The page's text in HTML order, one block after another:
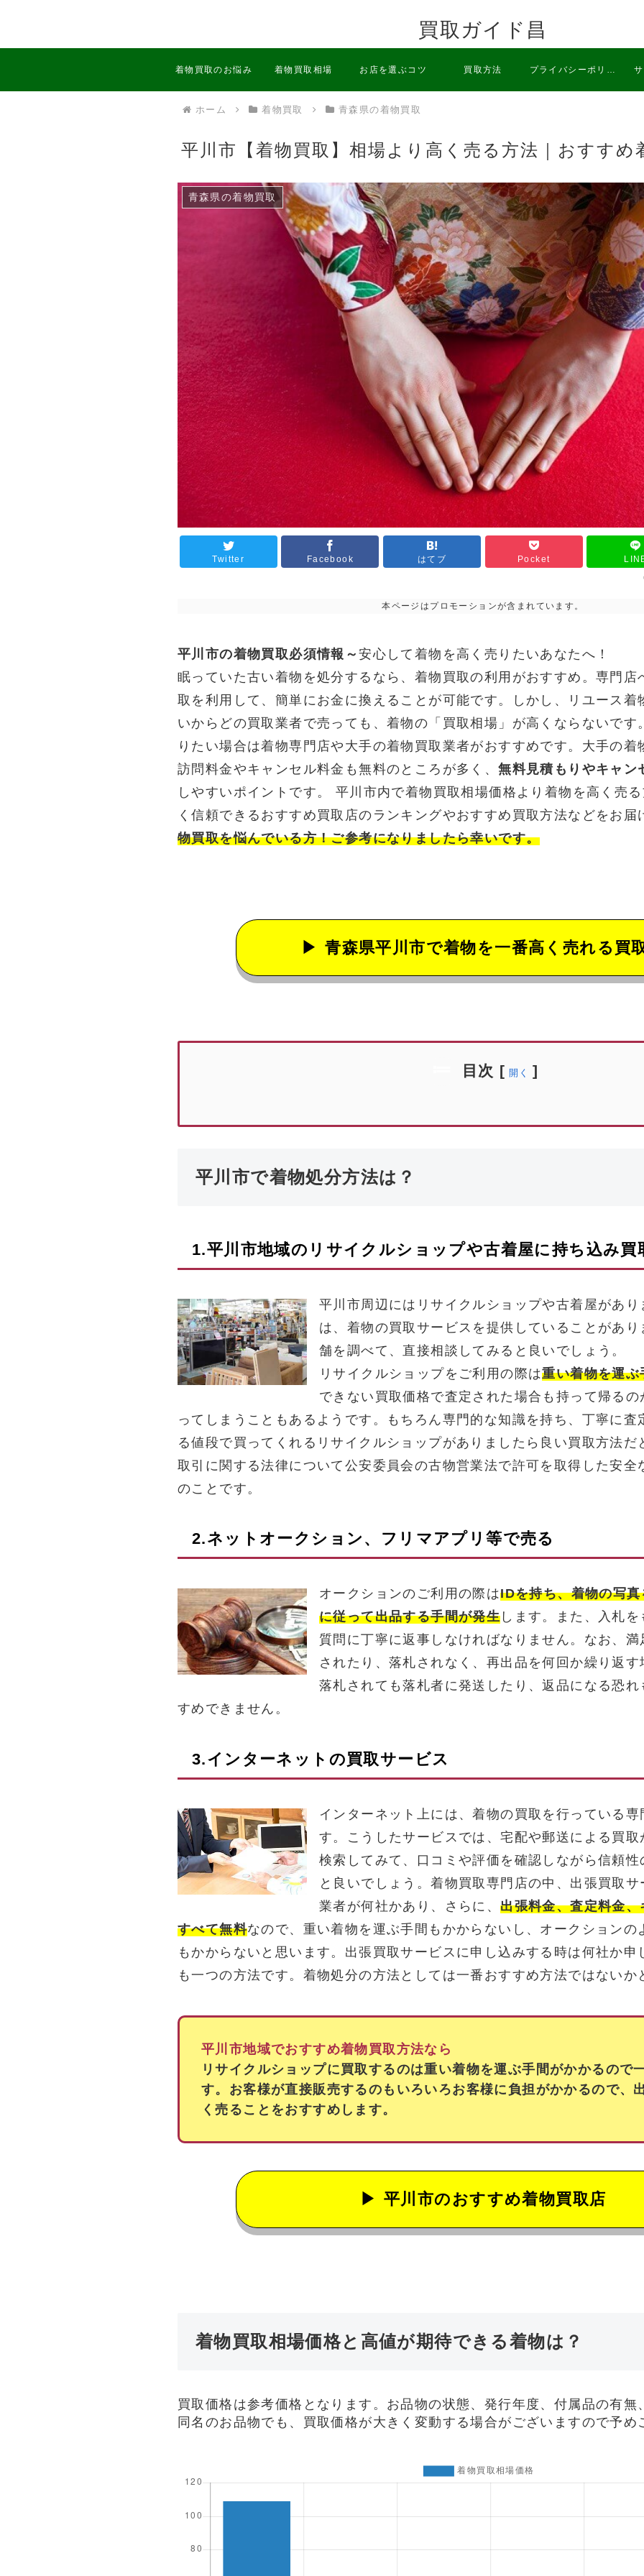
買取ガイド昌
着物買取のお悩み 着物買取相場 お店を選ぶコツ 買取方法 プライバシーポリシ
ホーム 着物買取 青森県の着物買取
平川市【着物買取】相場より高く売る方法｜おすすめ
青森県の着物買取
Twitter Facebook はてブ Pocket
本ページはプロモーションが含まれています。
平川市の着物買取必須情報～安心して着物を高く売りたいあなたへ！
眠っていた古い着物を処分するなら、着物買取の利用がおすすめ。専門店
取を利用して、簡単にお金に換えることが可能です。しかし、リユース着
いからどの買取業者で売っても、着物の「買取相場」が高くならないです
りたい場合は着物専門店や大手の着物買取業者がおすすめです。大手の着
訪問料金やキャンセル料金も無料のところが多く、無料見積もりやキャン
しやすいポイントです。 平川市内で着物買取相場価格より着物を高く売
く信頼できるおすすめ買取店のランキングやおすすめ買取方法などをお届
物買取を悩んでいる方！ご参考になりましたら幸いです。
青森県平川市で着物を一番高く売れる買
目次 [ 開く ]
平川市で着物処分方法は？
1.平川市地域のリサイクルショップや古着屋に持ち込み買
平川市周辺にはリサイクルショップや古着屋があ
は、着物の買取サービスを提供していることがあ
舗を調べて、直接相談してみると良いでしょう。
リサイクルショップをご利用の際は重い着物を運
できない買取価格で査定された場合も持って帰る
ってしまうこともあるようです。もちろん専門的な知識を持ち、丁寧に査
る値段で買ってくれるリサイクルショップがありましたら良い買取方法
取引に関する法律について公安委員会の古物営業法で許可を取得した安全
のことです。
2.ネットオークション、フリマアプリ等で売る
オークションのご利用の際はIDを持ち、着物の写
に従って出品する手間が発生 します。また、入札
質問に丁寧に返事しなければなりません。なお、
されたり、落札されなく、再出品を何回か繰り返
落札されても落札者に発送したり、返品になる恐
すめできません。
3.インターネットの買取サービス
インターネット上には、着物の買取を行っている
す。こうしたサービスでは、宅配や郵送による買
検索してみて、口コミや評価を確認しながら信頼
と良いでしょう。着物買取専門店の中、出張買取
業者が何社かあり、さらに、出張料金、査定料金
すべて無料なので、重い着物を運ぶ手間もかからないし、オークションの
もかからないと思います。出張買取サービスに申し込みする時は何社か申
も一つの方法です。着物処分の方法としては一番おすすめ方法ではないか
平川市地域でおすすめ着物買取方法なら
リサイクルショップに買取するのは重い着物を運ぶ手間がかかるので
す。お客様が直接販売するのもいろいろお客様に負担がかかるので、
く売ることをおすすめします。
平川市のおすすめ着物買取店
着物買取相場価格と高値が期待できる着物は？
買取価格は参考価格となります。お品物の状態、発行年度、付属品の有無
同名のお品物でも、買取価格が大きく変動する場合がございますので予め